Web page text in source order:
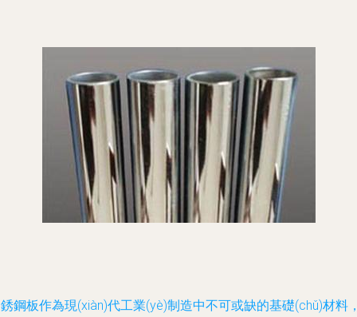
鋼板作為現(xiàn)代工業(yè)制造中不可或缺的基礎(chǔ)材料